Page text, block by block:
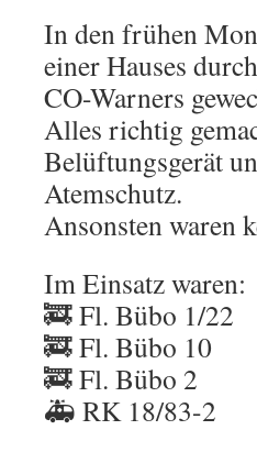
In den frühen
einer Hauses
CO-Warners
Alles richtig
Belüftungsgerät
Atemschutz.
Ansonsten waren
Im Einsatz waren:
🚒 Fl. Bübo 1/22
🚒 Fl. Bübo 10
🚒 Fl. Bübo 2
🚑 RK 18/83-2